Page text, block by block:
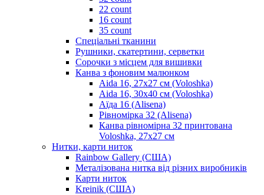
22 count
16 count
35 count
Спеціальні тканини
Рушники, скатертини, серветки
Сорочки з місцем для вишивки
Канва з фоновим малюнком
Aida 16, 27х27 см (Voloshka)
Aida 16, 30х40 см (Voloshka)
Аїда 16 (Alisena)
Рівномірка 32 (Alisena)
Канва рівномірна 32 принтована
Voloshka, 27х27 см
Нитки, карти ниток
Rainbow Gallery (США)
Металізована нитка від різних виробників
Карти ниток
Kreinik (США)